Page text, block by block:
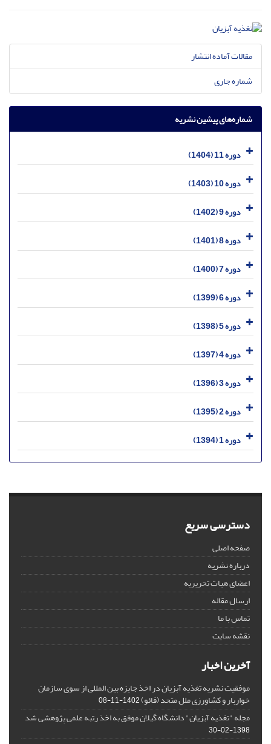
مقالات آماده انتشار
شماره جاری
شماره‌های پیشین نشریه
دوره 11 (1404)
دوره 10 (1403)
دوره 9 (1402)
دوره 8 (1401)
دوره 7 (1400)
دوره 6 (1399)
دوره 5 (1398)
دوره 4 (1397)
دوره 3 (1396)
دوره 2 (1395)
دوره 1 (1394)
دسترسی سریع
صفحه اصلی
درباره نشریه
اعضای هیات تحریریه
ارسال مقاله
تماس با ما
نقشه سایت
آخرین اخبار
موفقیت نشریه تغذیه آبزیان در اخذ جایزه بین المللی از سوی سازمان
خواربار و کشاورزی ملل متحد (فائو)1402-11-08
مجله "تغذیه آبزیان" دانشگاه گیلان موفق به اخذ رتبه علمی پژوهشی شد
1398-02-30